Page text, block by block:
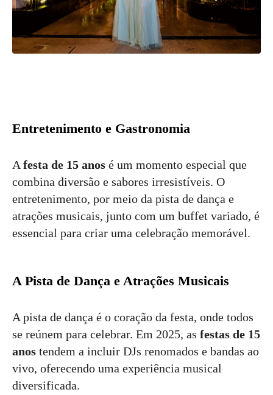
Entretenimento e Gastronomia
A festa de 15 anos é um momento especial que
combina diversão e sabores irresistíveis. O
entretenimento, por meio da pista de dança e
atrações musicais, junto com um buffet variado, é
essencial para criar uma celebração memorável.
A Pista de Dança e Atrações Musicais
A pista de dança é o coração da festa, onde todos
se reúnem para celebrar. Em 2025, as festas de 15
anos tendem a incluir DJs renomados e bandas ao
vivo, oferecendo uma experiência musical
diversificada.